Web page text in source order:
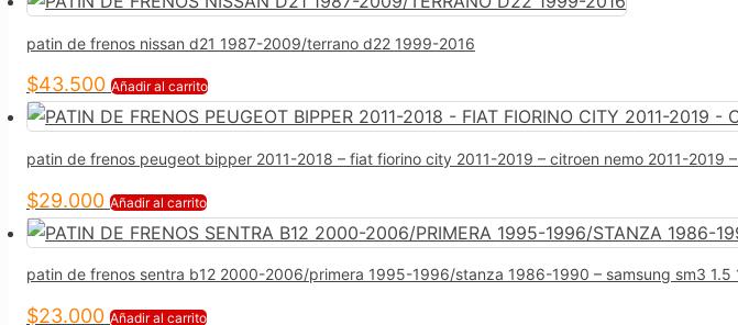
patin de frenos nissan d21 1987-2009/terrano d22 1999-2016
$43.500 Añadir al carrito
patin de frenos peugeot bipper 2011-2018 – fiat fiorino city 2011-2019 – citroen nemo 2011-2019
$29.000 Añadir al carrito
patin de frenos sentra b12 2000-2006/primera 1995-1996/stanza 1986-1990 – samsung sm3 1.5
$23.000 Añadir al carrito